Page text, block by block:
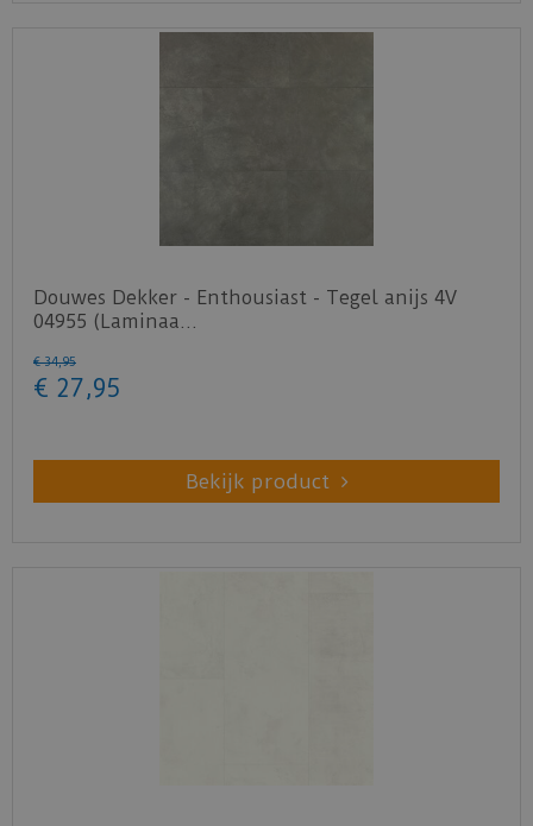
Douwes Dekker - Enthousiast - Tegel anijs 4V
04955 (Laminaa…
€ 34,95
€ 27,95
Bekijk product